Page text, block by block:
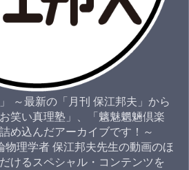
～最新の「月刊 保江邦夫」から
笑い真理塾」、「魑魅魍魎倶楽
め込んだアーカイブです！～
物理学者 保江邦夫先生の動画のほ
けるスペシャル・コンテンツを